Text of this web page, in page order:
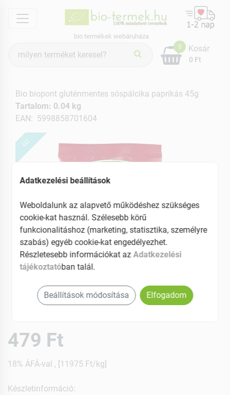
menu
bio termékek webáruháza
keresés
0
0 Ft
Kosár
ÚJ
Bio biopont gluténmentes sóspálcika paprikás 45g
Tartalom: 0.04 kg
EAN: 5998858701604
479 Ft
18% ÁFÁ-val , [11975 Ft/kg]
Készletinformáció:
Adatkezelési beállítások
Weboldalunk az alapvető működéshez szükséges
cookie-kat használ. Szélesebb körű
funkcionalitáshoz (marketing, statisztika, személyre
szabás) egyéb cookie-kat engedélyezhet.
Részletesebb információkat azAdatkezelési
tájékoztatóban talál.
Beállítások módosítása Elfogadom